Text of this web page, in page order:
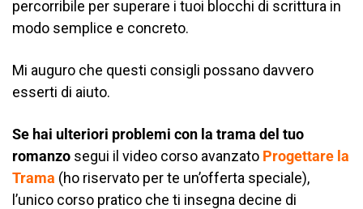
percorribile per superare i tuoi blocchi di scrittura in
modo semplice e concreto.
Mi auguro che questi consigli possano davvero
esserti di aiuto.
Se hai ulteriori problemi con la trama del tuo
romanzo segui il video corso avanzato Progettare la
Trama (ho riservato per te un’offerta speciale),
l’unico corso pratico che ti insegna decine di